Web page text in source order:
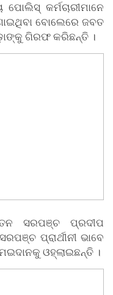
କର୍ମଚାରୀମାନେ
ବୋଲେରେ ଜବତ
ଗିରଫ କରିଛନ୍ତି ।
ସରପଞ୍ଚ ପ୍ରଦୀପ
ପ୍ରାର୍ଥୀନୀ ଭାବେ
ଓହ୍ଲାଇଛନ୍ତି ।